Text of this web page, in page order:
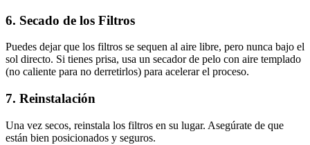
6. Secado de los Filtros
Puedes dejar que los filtros se sequen al aire libre, pero nunca bajo el
sol directo. Si tienes prisa, usa un secador de pelo con aire templado
(no caliente para no derretirlos) para acelerar el proceso.
7. Reinstalación
Una vez secos, reinstala los filtros en su lugar. Asegúrate de que
están bien posicionados y seguros.